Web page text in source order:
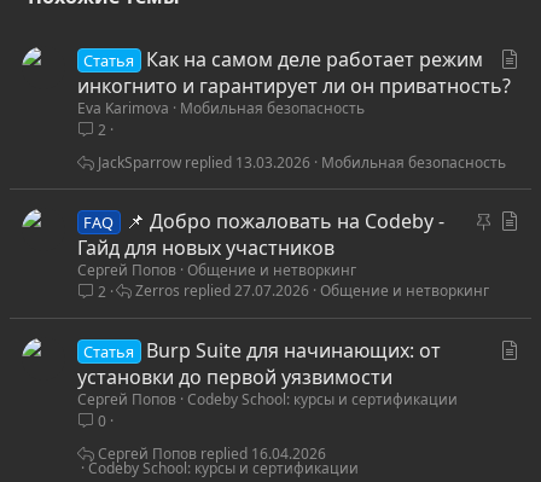
я
Статья
Как на самом деле работает режим
инкогнито и гарантирует ли он приватность?
Eva Karimova
Мобильная безопасность
2
Мобильная безопасность
13.03.2026
JackSparrow
З
е
ь
FAQ
📌 Добро пожаловать на Codeby -
Гайд для новых участников
Сергей Попов Общение и нетворкинг
2
Общение и нетворкинг
27.07.2026
Zerros
Статья
Burp Suite для начинающих: от
установки до первой уязвимости
Сергей Попов Codeby School: курсы и сертификации
0
Codeby School: курсы и сертификации
16.04.2026
Сергей Попов